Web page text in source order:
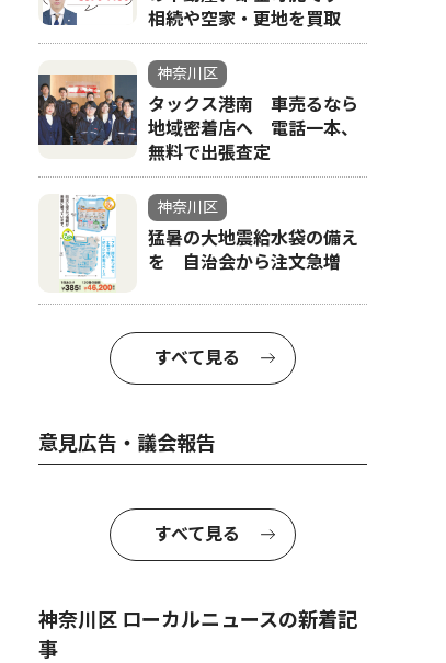
相続や空家・更地を買取
神奈川区
タックス港南 車売るなら
地域密着店へ 電話一本、
無料で出張査定
神奈川区
猛暑の大地震給水袋の備え
を 自治会から注文急増
すべて見る
意見広告・議会報告
すべて見る
神奈川区 ローカルニュースの新着記
事